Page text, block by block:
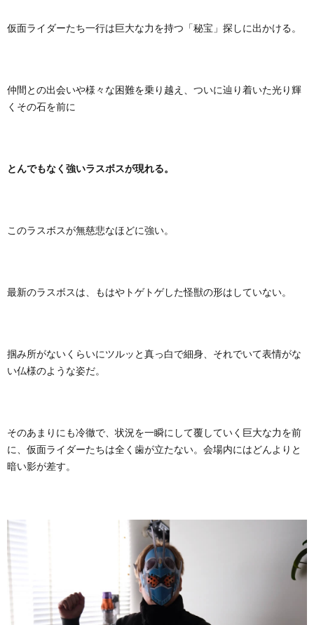
仮面ライダーたち一行は巨大な力を持つ「秘宝」探しに出かける。
仲間との出会いや様々な困難を乗り越え、ついに辿り着いた光り輝
くその石を前に
とんでもなく強いラスボスが現れる。
このラスボスが無慈悲なほどに強い。
最新のラスボスは、もはやトゲトゲした怪獣の形はしていない。
掴み所がないくらいにツルッと真っ白で細身、それでいて表情がな
い仏様のような姿だ。
そのあまりにも冷徹で、状況を一瞬にして覆していく巨大な力を前
に、仮面ライダーたちは全く歯が立たない。会場内にはどんよりと
暗い影が差す。